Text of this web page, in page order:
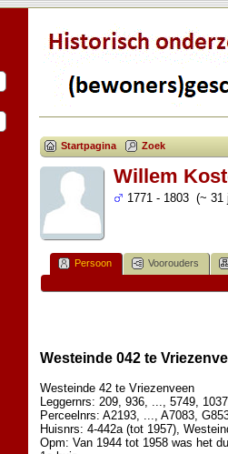
Startpagina Zoek
Willem
1771 - 1803 (~ 31
Persoon Voorouders
Westeinde 042 te
Westeinde 42 te Vriezenveen
Leggernrs: 209, 936, ..., 5749,
Perceelnrs: A2193, ..., A7083,
Huisnrs: 4-442a (tot 1957),
Opm: Van 1944 tot 1958 was het